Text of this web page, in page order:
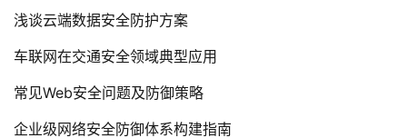
浅谈云端数据安全防护方案
车联网在交通安全领域典型应用
常见Web安全问题及防御策略
企业级网络安全防御体系构建指南